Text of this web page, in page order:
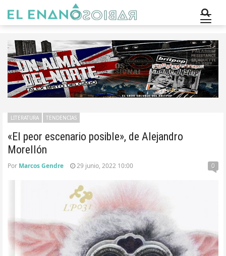
«El peor escenario posible», de Alejandro
Morellón
LITERATURA TENDENCIAS
Por Marcos Gendre 29 junio, 2022 10:00 0